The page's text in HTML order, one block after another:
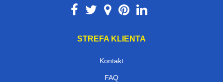
STREFA KLIENTA
Kontakt
FAQ